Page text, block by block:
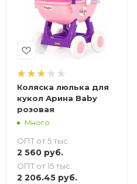
Коляска люлька для
кукол Арина Baby
розовая
Много
ОПТ от 5 тыс.
2 560руб.
ОПТ от 15 тыс.
2 206.45руб.